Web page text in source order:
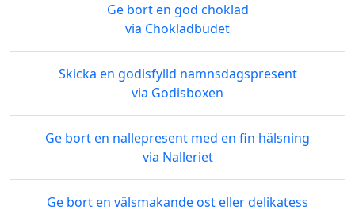
Ge bort en god choklad
via Chokladbudet
Skicka en godisfylld namnsdagspresent
via Godisboxen
Ge bort en nallepresent med en fin hälsning
via Nalleriet
Ge bort en välsmakande ost eller delikatess